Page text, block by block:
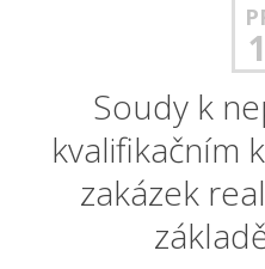
Soudy k
kvalifikačním
zakázek